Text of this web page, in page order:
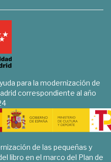
para la modernización de
correspondiente al año
de las pequeñas y
libro en el marco del Plan de